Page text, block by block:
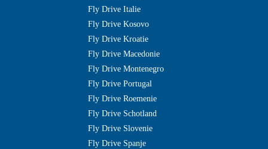
Fly Drive Italie
Fly Drive Kosovo
Fly Drive Kroatie
Fly Drive Macedonie
Fly Drive Montenegro
Fly Drive Portugal
Fly Drive Roemenie
Fly Drive Schotland
Fly Drive Slovenie
Fly Drive Spanje